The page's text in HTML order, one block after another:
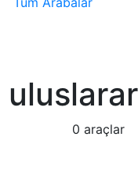
0 araçlar